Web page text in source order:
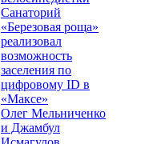
Санаторий
«Березовая роща»
реализовал
возможность
заселения по
цифровому ID в
«Максе»
Олег Мельниченко
и Джамбул